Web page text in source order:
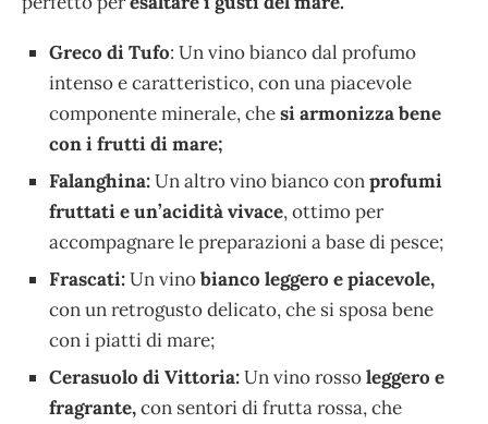
Greco di Tufo: Un vino bianco dal profumo
intenso e caratteristico, con una piacevole
componente minerale, chesi armonizza bene
con i frutti di mare;
Falanghina:Un altro vino bianco conprofumi
fruttati e un’acidità vivace, ottimo per
accompagnare le preparazioni a base di pesce;
Frascati:Un vinobianco leggero e piacevole,
con un retrogusto delicato, che si sposa bene
con i piatti di mare;
Cerasuolo di Vittoria:Un vino rossoleggero e
fragrante,con sentori di frutta rossa, che